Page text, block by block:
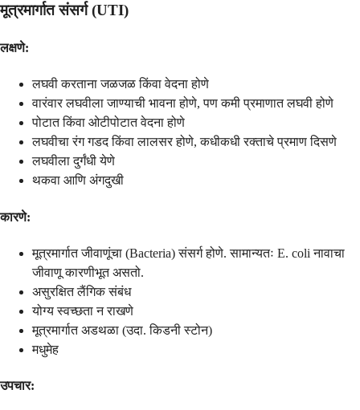
मूत्रमार्गात संसर्ग (UTI)
लक्षणे:
लघवी करताना जळजळ किंवा वेदना होणे
वारंवार लघवीला जाण्याची भावना होणे, पण कमी प्रमाणात लघवी होणे
पोटात किंवा ओटीपोटात वेदना होणे
लघवीचा रंग गडद किंवा लालसर होणे, कधीकधी रक्ताचे प्रमाण दिसणे
लघवीला दुर्गंधी येणे
थकवा आणि अंगदुखी
कारणे:
मूत्रमार्गात जीवाणूंचा (Bacteria) संसर्ग होणे. सामान्यतः E. coli नावाचा
जीवाणू कारणीभूत असतो.
असुरक्षित लैंगिक संबंध
योग्य स्वच्छता न राखणे
मूत्रमार्गात अडथळा (उदा. किडनी स्टोन)
मधुमेह
उपचार: